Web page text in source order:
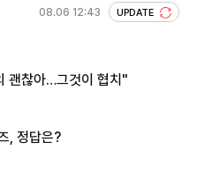
08.06 12:43 UPDATE
괜찮아…그것이 협치"
, 정답은?